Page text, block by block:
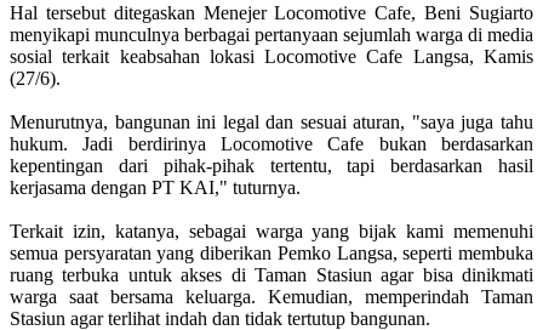
Hal tersebut ditegaskan Menejer Locomotive Cafe, Beni Sugiarto
menyikapi munculnya berbagai pertanyaan sejumlah warga di media
sosial terkait keabsahan lokasi Locomotive Cafe Langsa, Kamis
(27/6).
Menurutnya, bangunan ini legal dan sesuai aturan, "saya juga tahu
hukum. Jadi berdirinya Locomotive Cafe bukan berdasarkan
kepentingan dari pihak-pihak tertentu, tapi berdasarkan hasil
kerjasama dengan PT KAI," tuturnya.
Terkait izin, katanya, sebagai warga yang bijak kami memenuhi
semua persyaratan yang diberikan Pemko Langsa, seperti membuka
ruang terbuka untuk akses di Taman Stasiun agar bisa dinikmati
warga saat bersama keluarga. Kemudian, memperindah Taman
Stasiun agar terlihat indah dan tidak tertutup bangunan.